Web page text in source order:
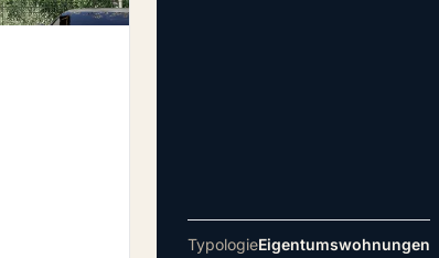
TypologieEigentumswohnungen